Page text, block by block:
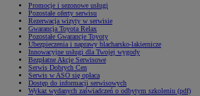
Promocje i sezonowe usługi
Pozostałe oferty serwisu
Rezerwacja wizyty w serwisie
Gwarancja Toyota Relax
Pozostałe Gwarancje Toyoty
Ubezpieczenia i naprawy blacharsko-lakiernicze
Innowacyjne usługi dla Twojej wygody
Bezpłatne Akcje Serwisowe
Serwis Dobrych Cen
Serwis w ASO się opłaca
Dostęp do informacji serwisowych
Wykaz wydanych zaświadczeń o odbytym szkoleniu (pdf)